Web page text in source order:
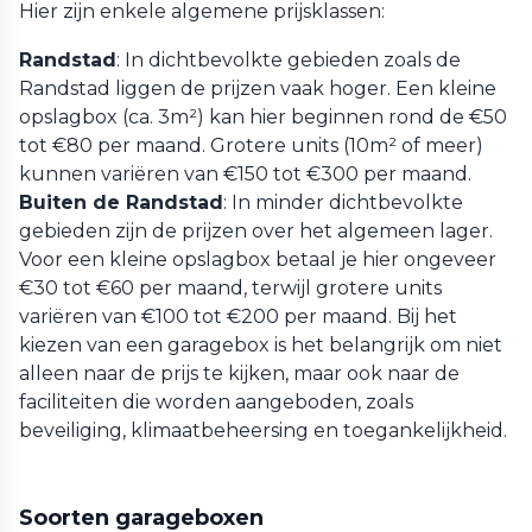
Hier zijn enkele algemene prijsklassen:
Randstad: In dichtbevolkte gebieden zoals de
Randstad liggen de prijzen vaak hoger. Een kleine
opslagbox (ca. 3m²) kan hier beginnen rond de €50
tot €80 per maand. Grotere units (10m² of meer)
kunnen variëren van €150 tot €300 per maand.
Buiten de Randstad: In minder dichtbevolkte
gebieden zijn de prijzen over het algemeen lager.
Voor een kleine opslagbox betaal je hier ongeveer
€30 tot €60 per maand, terwijl grotere units
variëren van €100 tot €200 per maand. Bij het
kiezen van een garagebox is het belangrijk om niet
alleen naar de prijs te kijken, maar ook naar de
faciliteiten die worden aangeboden, zoals
beveiliging, klimaatbeheersing en toegankelijkheid.
Soorten garageboxen